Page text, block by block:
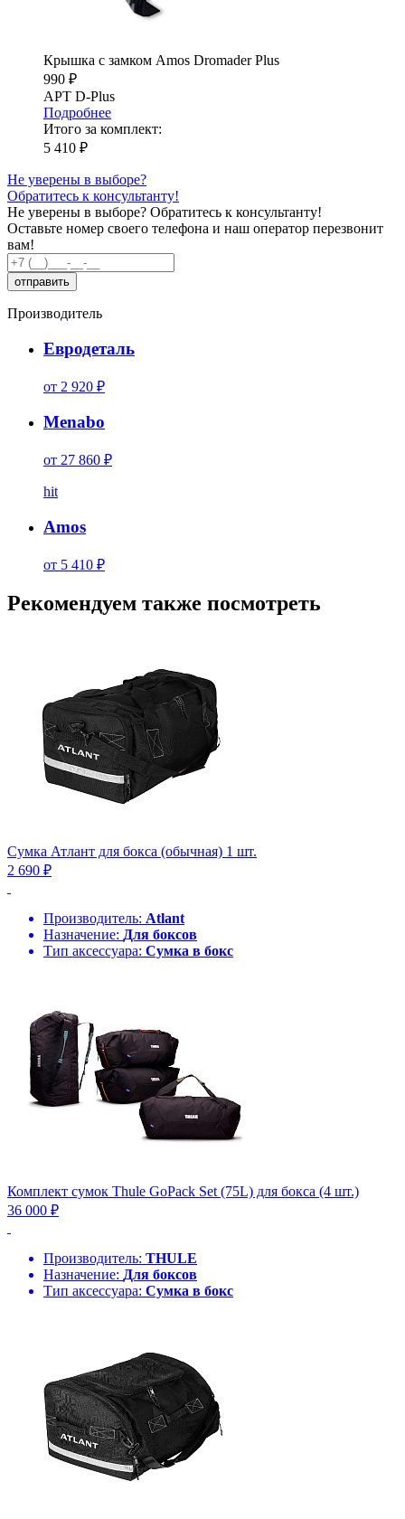
Крышка с замком Amos Dromader Plus
990 ₽
АРТ D-Plus
Подробнее
Итого за комплект:
5 410 ₽
Не уверены в выборе?
Обратитесь к консультанту!
Не уверены в выборе? Обратитесь к консультанту!
Оставьте номер своего телефона и наш оператор перезвонит
вам!
Производитель
Евродеталь
от 2 920 ₽
Menabo
от 27 860 ₽
hit
Amos
от 5 410 ₽
Рекомендуем также посмотреть
Сумка Атлант для бокса (обычная) 1 шт.
2 690 ₽
Производитель: Atlant
Назначение: Для боксов
Тип аксессуара: Сумка в бокс
Комплект сумок Thule GoPack Set (75L) для бокса (4 шт.)
36 000 ₽
Производитель: THULE
Назначение: Для боксов
Тип аксессуара: Сумка в бокс